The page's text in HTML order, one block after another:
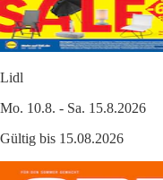
Lidl
Mo. 10.8. - Sa. 15.8.2026
Gültig bis 15.08.2026